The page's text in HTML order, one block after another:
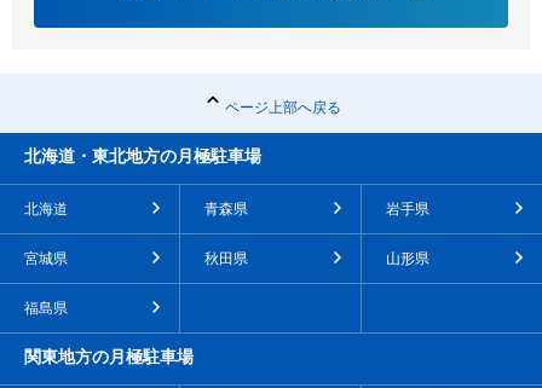
ページ上部へ戻る
北海道・東北地方の月極駐車場
北海道 青森県 岩手県
宮城県 秋田県 山形県
福島県
関東地方の月極駐車場